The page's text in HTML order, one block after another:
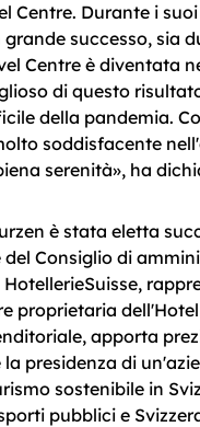
Centre. Durante i
successo, sia
Centre è diventata
di questo
della pandemia.
soddisfacente
serenità», ha
è stata eletta
del Consiglio di
proprietaria
apporta
la presidenza di
sostenibile in
pubblici e